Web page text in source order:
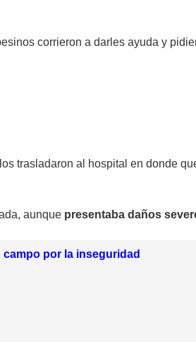
corrieron a darles ayuda y
trasladaron al hospital en donde
aunque presentaba daños
por la inseguridad